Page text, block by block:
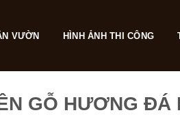
VƯỜN HÌNH ẢNH THI CÔNG
GỖ HƯƠNG ĐÁ